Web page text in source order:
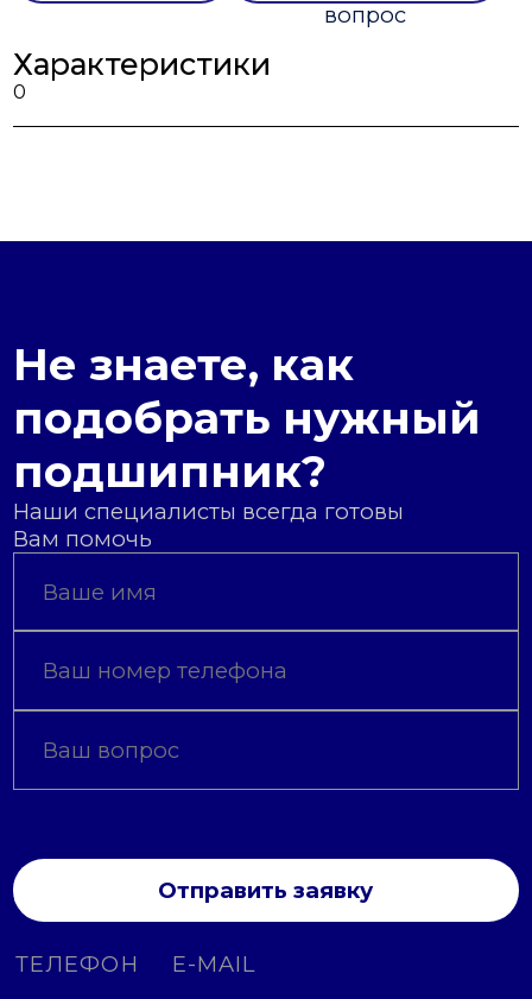
вопрос
Характеристики
0
Не знаете, как
подобрать нужный
подшипник?
Наши специалисты всегда готовы
Вам помочь
Отправить заявку
ТЕЛЕФОН E-MAIL